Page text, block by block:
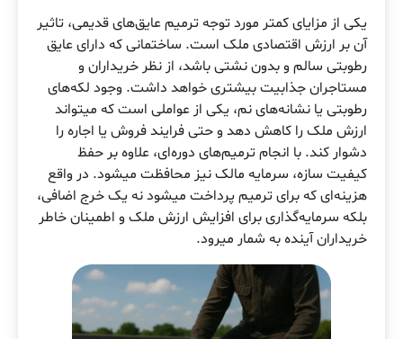
یکی از مزایای کمتر مورد توجه ترمیم عایق‌های قدیمی، تاثیر
آن بر ارزش اقتصادی ملک است. ساختمانی که دارای عایق
رطوبتی سالم و بدون نشتی باشد، از نظر خریداران و
مستاجران جذابیت بیشتری خواهد داشت. وجود لکه‌های
رطوبتی یا نشانه‌های نم، یکی از عواملی است که میتواند
ارزش ملک را کاهش دهد و حتی فرایند فروش یا اجاره را
دشوار کند. با انجام ترمیم‌های دوره‌ای، علاوه بر حفظ
کیفیت سازه، سرمایه مالک نیز محافظت میشود. در واقع
هزینه‌ای که برای ترمیم پرداخت میشود نه یک خرج اضافی،
بلکه سرمایه‌گذاری برای افزایش ارزش ملک و اطمینان خاطر
خریداران آینده به شمار میرود.